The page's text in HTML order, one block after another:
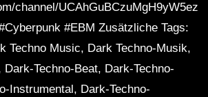
channel/
#EBM Zusätzliche Tags:
Techno Music, Dark Techno-Musik,
Dark-Techno-Beat, Dark-Techno-
Instrumental, Dark-Techno-